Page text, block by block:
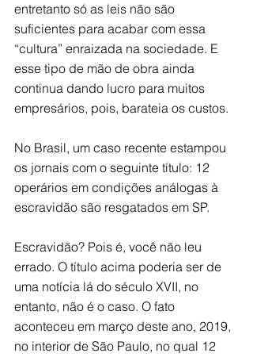
entretanto só as leis não são
suficientes para acabar com essa
“cultura” enraizada na sociedade. E
esse tipo de mão de obra ainda
continua dando lucro para muitos
empresários, pois, barateia os custos.
No Brasil, um caso recente estampou
os jornais com o seguinte título: 12
operários em condições análogas à
escravidão são resgatados em SP.
Escravidão? Pois é, você não leu
errado. O título acima poderia ser de
uma notícia lá do século XVII, no
entanto, não é o caso. O fato
aconteceu em março deste ano, 2019,
no interior de São Paulo, no qual 12